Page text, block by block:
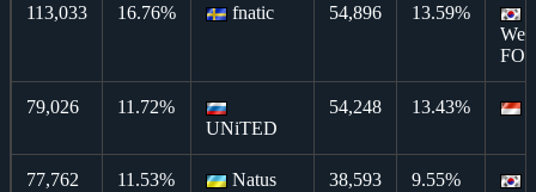
113,033 16.76% fnatic 54,896
13.59%
79,026
11.72%
UNiTED
54,248 13.43%
77,762 11.53%
Natus
38,593
9.55%